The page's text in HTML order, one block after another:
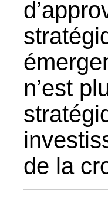
n’est
de la